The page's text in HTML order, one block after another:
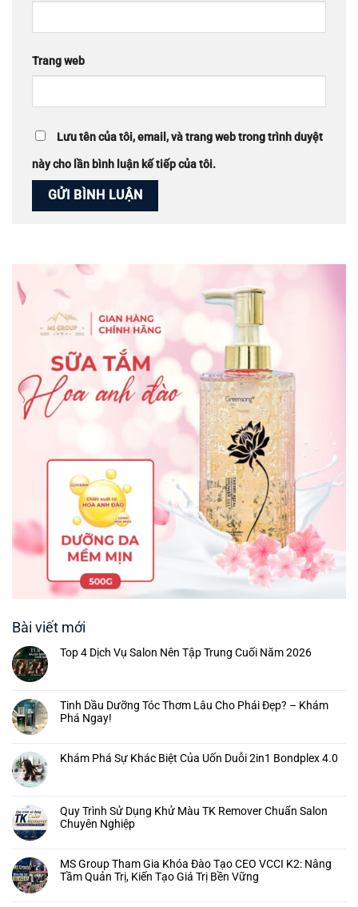
Trang web
Lưu tên của tôi, email, và trang web trong trình duyệt
này cho lần bình luận kế tiếp của tôi.
Bài viết mới
Top 4 Dịch Vụ Salon Nên Tập Trung Cuối Năm 2026
Tinh Dầu Dưỡng Tóc Thơm Lâu Cho Phái Đẹp? – Khám
Phá Ngay!
Khám Phá Sự Khác Biệt Của Uốn Duỗi 2in1 Bondplex 4.0
Quy Trình Sử Dụng Khử Màu TK Remover Chuẩn Salon
Chuyên Nghiệp
MS Group Tham Gia Khóa Đào Tạo CEO VCCI K2: Nâng
Tầm Quản Trị, Kiến Tạo Giá Trị Bền Vững